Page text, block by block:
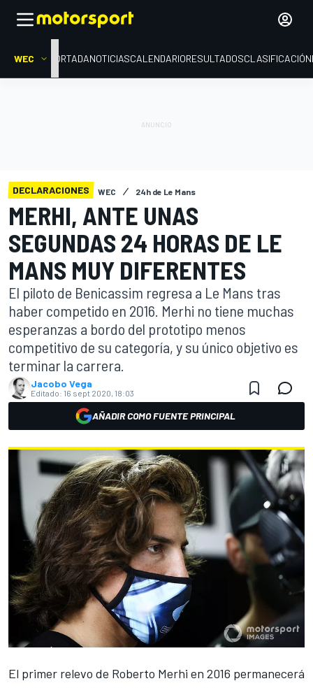
WEC PORTADANOTICIASCALENDARIORESULTADOSCLASIFICACIÓN
DECLARACIONES WEC 24h de Le Mans
MERHI, ANTE UNAS
SEGUNDAS 24 HORAS DE LE
MANS MUY DIFERENTES
El piloto de Benicassim regresa a Le Mans tras
haber competido en 2016. Merhi no tiene muchas
esperanzas a bordo del prototipo menos
competitivo de su categoría, y su único objetivo es
terminar la carrera.
Jacobo Vega
Editado: 16 sept 2020, 18:03
AÑADIR COMO FUENTE PRINCIPAL
El primer relevo de Roberto Merhi en 2016 permanecerá